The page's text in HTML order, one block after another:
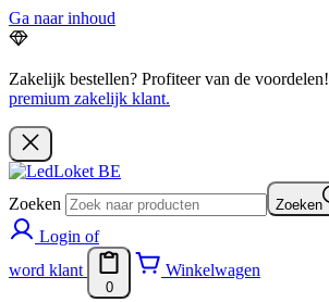
Ga naar inhoud
Zakelijk bestellen? Profiteer van de voordelen!
premium zakelijk klant.
Zoeken Zoeken
Login of
word klant
0
Winkelwagen